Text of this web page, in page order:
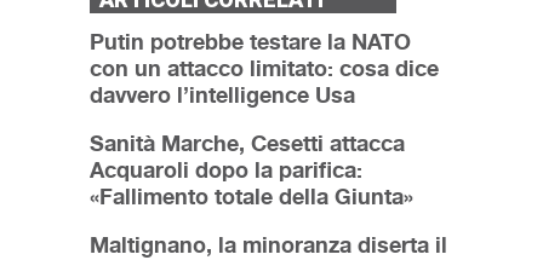
Putin potrebbe testare la NATO
con un attacco limitato: cosa dice
davvero l’intelligence Usa
Sanità Marche, Cesetti attacca
Acquaroli dopo la parifica:
«Fallimento totale della Giunta»
Maltignano, la minoranza diserta il